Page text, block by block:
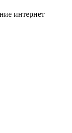
интернет